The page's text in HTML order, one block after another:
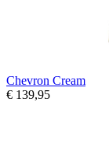
Chevron Cream
€ 139,95